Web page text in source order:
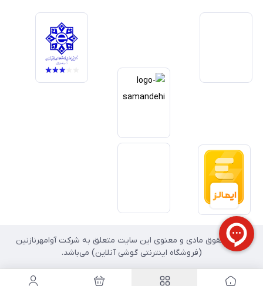
خدمات و به‌روزرسانی مداوم محصولات، مسیر ما را روشن‌تر می‌کند. ما باور
داریم آینده بازار دیجیتال متعلق به کسب‌وکارهایی است که صداقت و شفافیت
را در اولویت قرار می‌دهند. گوشی آنلاین با تکیه بر تجربه و تخصص، با قدرت به
سمت تحقق این چشم‌انداز حرکت می‌کند.
تمامی حقوق مادی و معنوی این سایت متعلق به شرکت آوامهرنازنین
(فروشگاه اینترنتی گوشی آنلاین) می‌باشد.